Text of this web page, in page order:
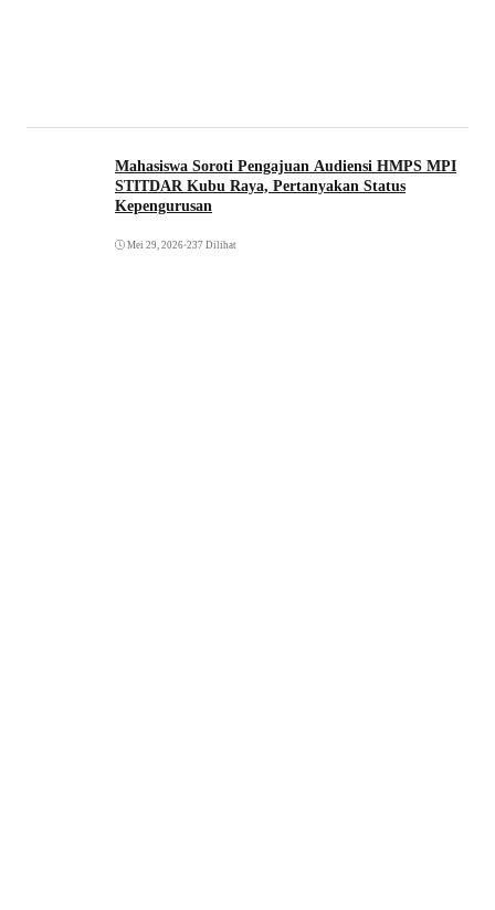
Mahasiswa Soroti Pengajuan Audiensi HMPS MPI
STITDAR Kubu Raya, Pertanyakan Status
Kepengurusan
Mei 29, 2026•237 Dilihat